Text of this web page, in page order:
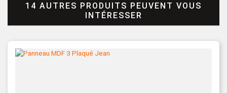
14 AUTRES PRODUITS PEUVENT VOUS
INTÉRESSER